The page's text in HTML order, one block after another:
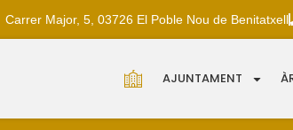
Carrer Major, 5, 03726 El Poble Nou de Benitatxell
AJUNTAMENT